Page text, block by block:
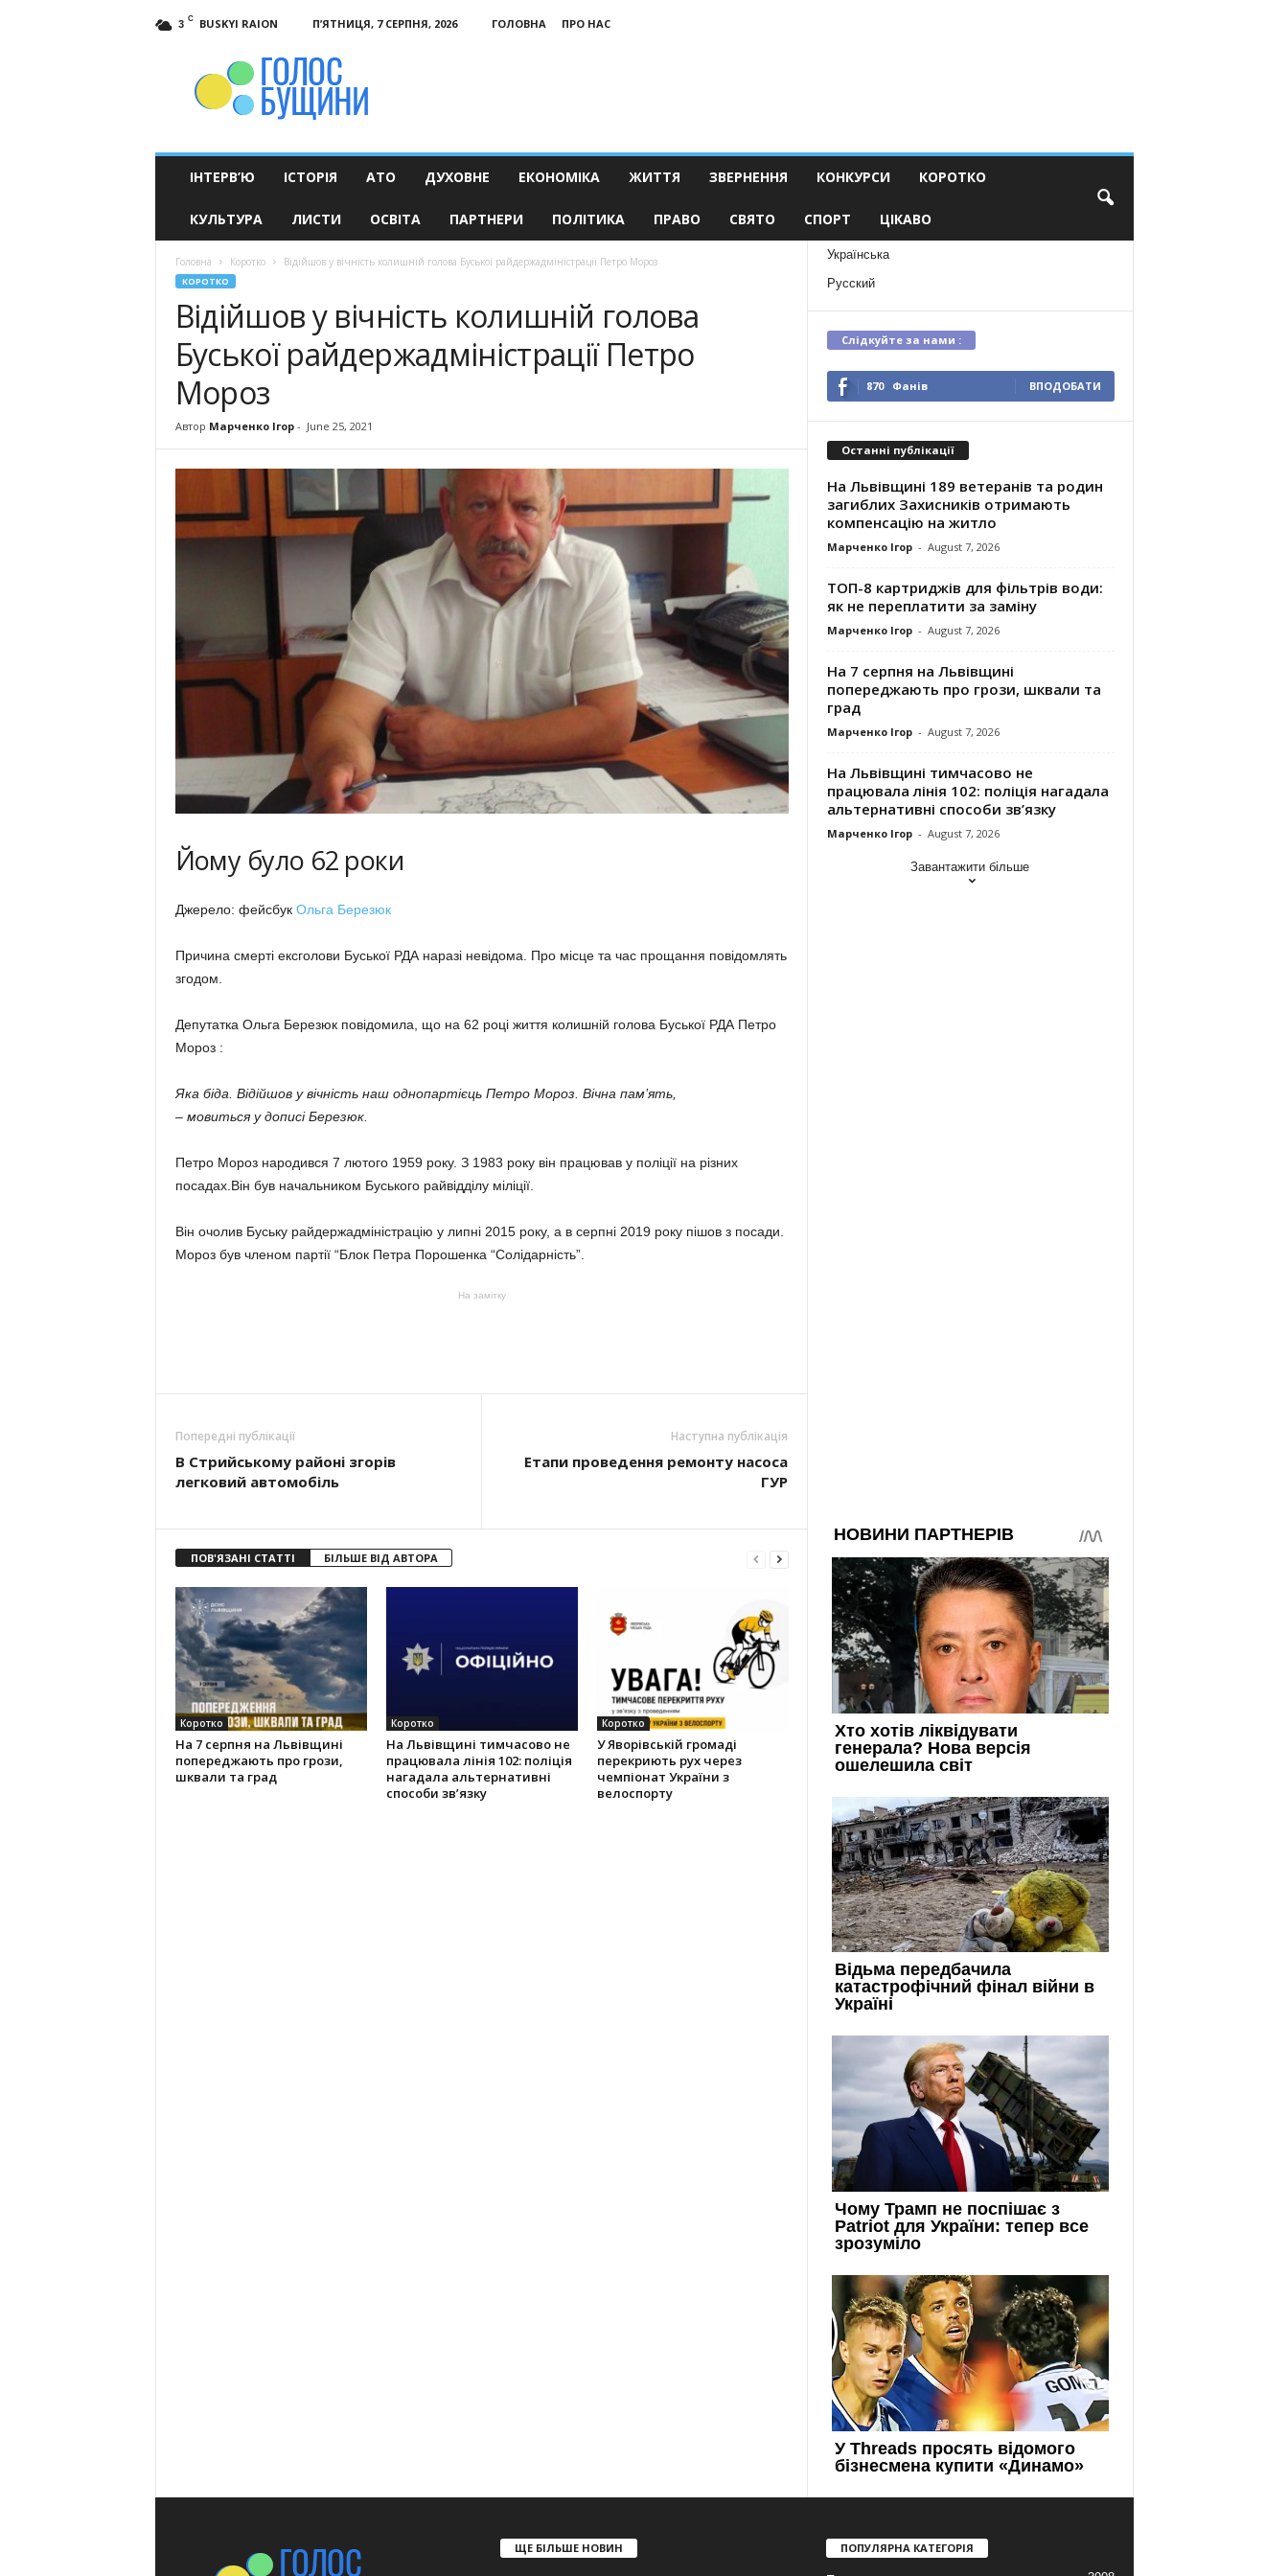
3 C BUSKYI RAION П’ЯТНИЦЯ, 7 СЕРПНЯ, 2026 ГОЛОВНА
ПРО НАС
ІНТЕРВ’Ю ІСТОРІЯ АТО ДУХОВНЕ ЕКОНОМІКА ЖИТТЯ ЗВЕРНЕННЯ КОНКУРСИ КОРОТКО
КУЛЬТУРА ЛИСТИ ОСВІТА ПАРТНЕРИ ПОЛІТИКА ПРАВО СВЯТО СПОРТ ЦІКАВО
Головна Коротко Відійшов у вічність колишній голова Буської райдержадміністрації Петро Мороз
КОРОТКО
Відійшов у вічність колишній голова
Буської райдержадміністрації Петро
Мороз
Автор Марченко Ігор- June 25, 2021
Йому було 62 роки
Джерело: фейсбук Ольга Березюк
Причина смерті ексголови Буської РДА наразі невідома. Про місце та час прощання повідомлять
згодом.
Депутатка Ольга Березюк повідомила, що на 62 році життя колишній голова Буської РДА Петро
Мороз :
Яка біда. Відійшов у вічність наш однопартієць Петро Мороз. Вічна пам’ять,
– мовиться у дописі Березюк.
Петро Мороз народився 7 лютого 1959 року. З 1983 року він працював у поліції на різних
посадах.Він був начальником Буського райвідділу міліції.
Він очолив Буську райдержадміністрацію у липні 2015 року, а в серпні 2019 року пішов з посади.
Мороз був членом партії “Блок Петра Порошенка “Солідарність”.
На замітку
Попередні публікації
В Стрийському районі згорів
легковий автомобіль
Наступна публікація
Етапи проведення ремонту насоса
ГУР
ПОВ'ЯЗАНІ СТАТТІ БІЛЬШЕ ВІД АВТОРА
Коротко
На 7 серпня на Львівщині
попереджають про грози,
шквали та град
Коротко
На Львівщині тимчасово не
працювала лінія 102: поліція
нагадала альтернативні
способи зв’язку
Коротко
У Яворівській громаді
перекриють рух через
чемпіонат України з
велоспорту
Українська
Русский
Слідкуйте за нами :
870 Фанів ВПОДОБАТИ
Останні публікації
На Львівщині 189 ветеранів та родин
загиблих Захисників отримають
компенсацію на житло
Марченко Ігор - August 7, 2026
ТОП-8 картриджів для фільтрів води:
як не переплатити за заміну
Марченко Ігор - August 7, 2026
На 7 серпня на Львівщині
попереджають про грози, шквали та
град
Марченко Ігор - August 7, 2026
На Львівщині тимчасово не
працювала лінія 102: поліція нагадала
альтернативні способи зв’язку
Марченко Ігор - August 7, 2026
Завантажити більше
ЩЕ БІЛЬШЕ НОВИН ПОПУЛЯРНА КАТЕГОРІЯ